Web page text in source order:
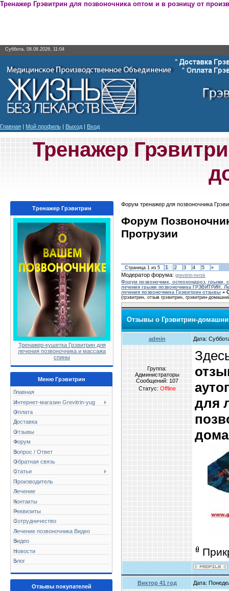
Тренажер Грэвитрин для позвоночника оптом и в розницу от
Суббота, 08.08.2026, 11:04
Главная | Мой профиль | Выход | Вход
Тренажер
Тренажер Грэвитрин
Тренажер-кушетка Грэвитрин для
лечения позвоночника и массажа
спины
Меню Грэвитрин
Главная
Интернет-магазин Grevitrin-yug
Оплата
Доставка
Отзывы
Форум
Вопрос / Ответ
Обратная связь
Статьи
Производитель
Лечение
Контакты
Реквизиты
Сотрудничество
Лечение позвоночника Видео
Видео
Новости
Блог
Отзывы покупателей
Форум тренажер для позвоночника
Форум
Протрузии
Страница 1 из 5 1 2 3 4 5 »
Модератор форума: grevitrin-nvrsk
Форум позвоночник, остеохондроз, грыжи,
лечения грыжи позвоночника ГРЭВИТРИН.
лечения позвоночника Грэвитрин отзывы »
(грэвитрин, отзыв грэвитрин, грэвитрин-
Отзывы о Грэвитрин-
admin Дата:
Группа:
Администраторы
Сообщений: 107
Статус: Offline
для
Виктор 41 год Дата: